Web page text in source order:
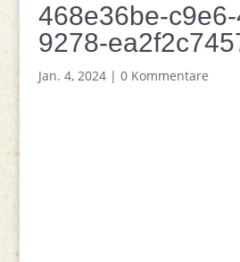
468e36be-
9278-
Jan. 4, 2024| 0 Kommentare